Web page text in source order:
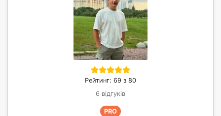
Рейтинг: 69 з 80
6 відгуків
PRO